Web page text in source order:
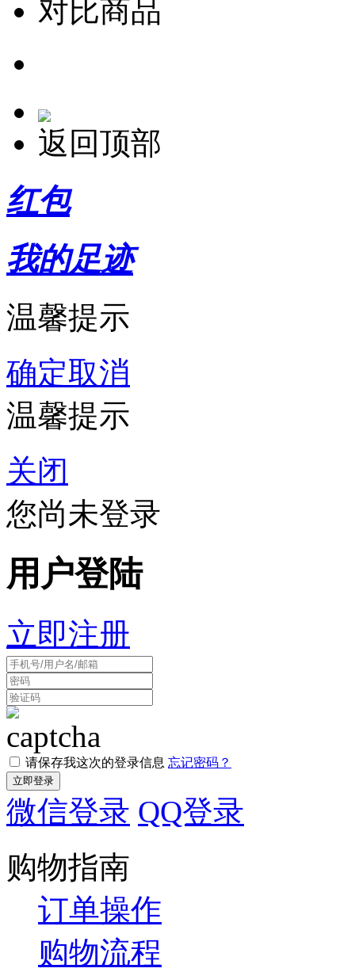
对比商品
返回顶部
红包
我的足迹
温馨提示
确定取消
温馨提示
关闭
您尚未登录
用户登陆
立即注册
请保存我这次的登录信息 忘记密码？
微信登录 QQ登录
购物指南
订单操作
购物流程